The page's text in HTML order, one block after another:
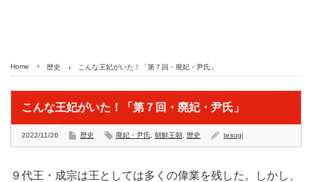
Home 歴史 こんな王妃がいた！「第７回・廃妃・尹氏」
こんな王妃がいた！「第７回・廃妃・尹氏」
2022/11/26 歴史 廃妃・尹氏 朝鮮王朝 歴史 tesugi
９代王・成宗は王としては多くの偉業を残した。しかし、